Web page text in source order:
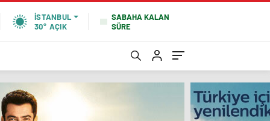
İSTANBUL
30° AÇIK
SABAHA KALAN
SÜRE